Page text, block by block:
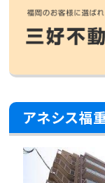
アネシス福